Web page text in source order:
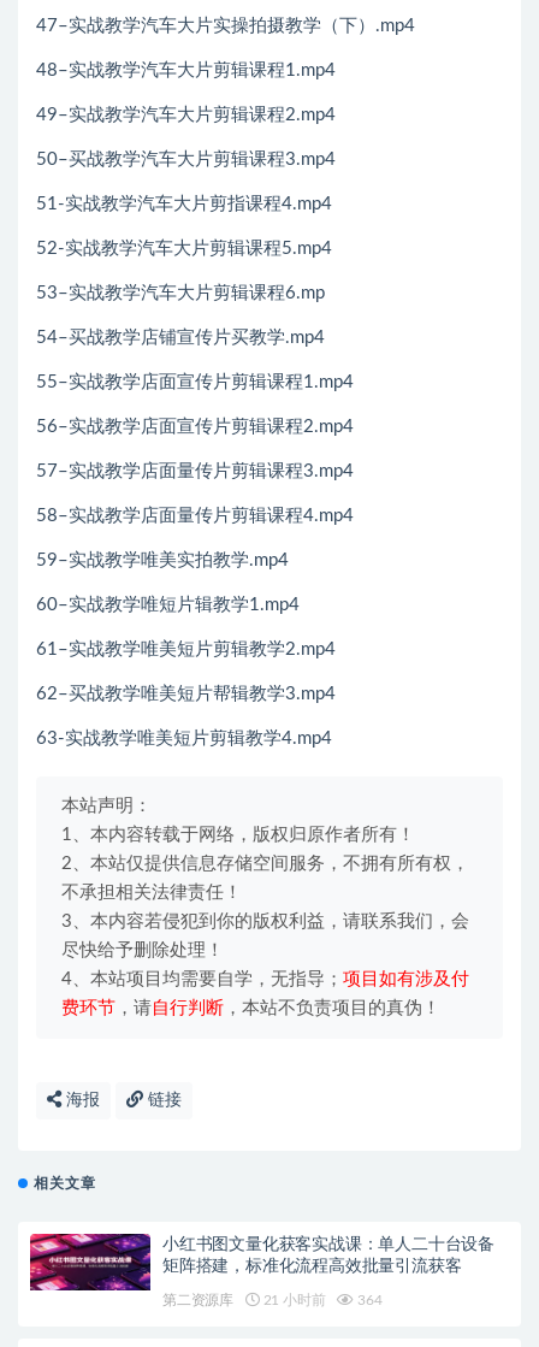
47–实战教学汽车大片实操拍摄教学（下）.mp4
48–实战教学汽车大片剪辑课程1.mp4
49–实战教学汽车大片剪辑课程2.mp4
50–买战教学汽车大片剪辑课程3.mp4
51-实战教学汽车大片剪指课程4.mp4
52-实战教学汽车大片剪辑课程5.mp4
53–实战教学汽车大片剪辑课程6.mp
54–买战教学店铺宣传片买教学.mp4
55–实战教学店面宣传片剪辑课程1.mp4
56–实战教学店面宣传片剪辑课程2.mp4
57–实战教学店面量传片剪辑课程3.mp4
58–实战教学店面量传片剪辑课程4.mp4
59–实战教学唯美实拍教学.mp4
60–实战教学唯短片辑教学1.mp4
61–实战教学唯美短片剪辑教学2.mp4
62–买战教学唯美短片帮辑教学3.mp4
63-实战教学唯美短片剪辑教学4.mp4
本站声明：
1、本内容转载于网络，版权归原作者所有！
2、本站仅提供信息存储空间服务，不拥有所有权，
不承担相关法律责任！
3、本内容若侵犯到你的版权利益，请联系我们，会
尽快给予删除处理！
4、本站项目均需要自学，无指导； 项目如有涉及付
费环节 ，请自行判断 ，本站不负责项目的真伪！
海报 链接
相关文章
小红书图文量化获客实战课：单人二十台设备
矩阵搭建，标准化流程高效批量引流获客
第二资源库 21 小时前 364